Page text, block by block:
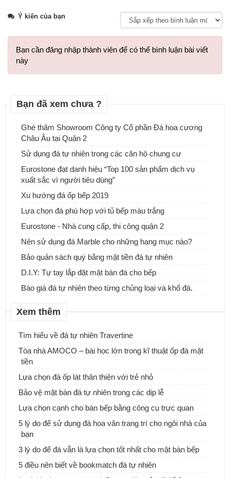
Ý kiến của bạn
Bạn cần đăng nhập thành viên để có thể bình luận bài viết
này
Bạn đã xem chưa ?
Ghé thăm Showroom Công ty Cổ phần Đá hoa cương
Châu Âu tại Quận 2
Sử dụng đá tự nhiên trong các căn hộ chung cư
Eurostone đạt danh hiệu “Top 100 sản phẩm dịch vụ
xuất sắc vì người tiêu dùng”
Xu hướng đá ốp bếp 2019
Lựa chọn đá phù hợp với tủ bếp màu trắng
Eurostone - Nhà cung cấp, thi công quận 2
Nên sử dụng đá Marble cho những hạng mục nào?
Bảo quản sách quý bằng mặt tiền đá tự nhiên
D.I.Y: Tự tay lắp đặt mặt bàn đá cho bếp
Báo giá đá tự nhiên theo từng chủng loại và khổ đá.
Xem thêm
Tìm hiểu về đá tự nhiên Travertine
Tòa nhà AMOCO – bài học lớn trong kĩ thuật ốp đá mặt
tiền
Lựa chọn đá ốp lát thân thiện với trẻ nhỏ
Bảo vệ mặt bàn đá tự nhiên trong các dịp lễ
Lựa chọn cạnh cho bàn bếp bằng công cụ trực quan
5 lý do để sử dụng đá hoa văn trang trí cho ngôi nhà của
bạn
3 lý do để đá vẫn là lựa chọn tốt nhất cho mặt bàn bếp
5 điều nên biết về bookmatch đá tự nhiên
Đá tự nhiên ốp tường - Sự lựa chọn tuyệt vời cho ngôi nhà của
bạn
ĐƠN VỊ CUNG CẤP & THI CÔNG ĐÁ ỐP CỘT ĐÁ TRỤ CỔNG
Những mẫu bàn đá Lavabo tự nhiên, xu hướng mới cho ngôi nhà
của bạn